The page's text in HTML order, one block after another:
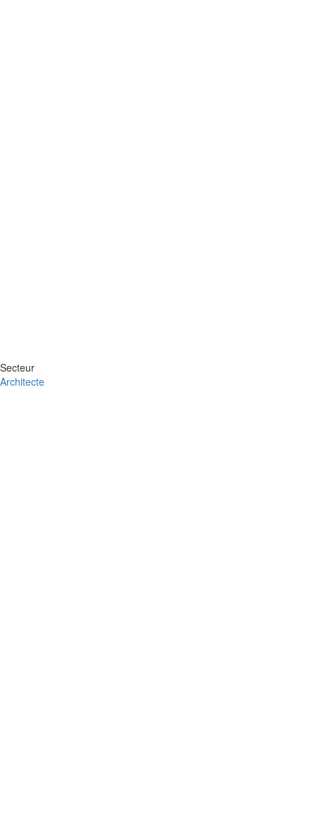
Secteur
Architecte